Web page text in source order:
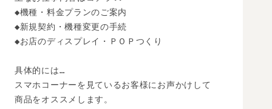
◆機種・料金プランのご案内
◆新規契約・機種変更の手続
◆お店のディスプレイ・ＰＯＰつくり
具体的には…
スマホコーナーを見ているお客様にお声かけして
商品をオススメします。